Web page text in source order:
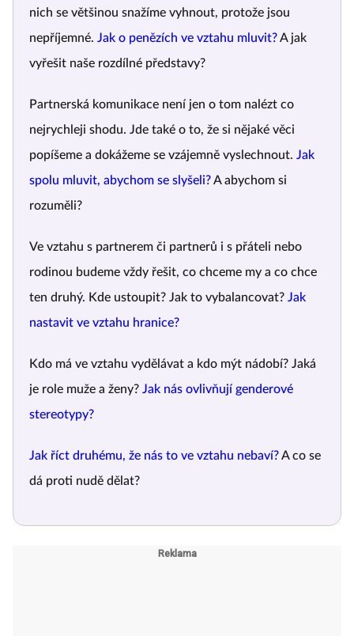
nich se většinou snažíme vyhnout, protože jsou
nepříjemné. Jak o penězích ve vztahu mluvit?A jak
vyřešit naše rozdílné představy?
Partnerská komunikace není jen o tom nalézt co
nejrychleji shodu. Jde také o to, že si nějaké věci
popíšeme a dokážeme se vzájemně vyslechnout. Jak
spolu mluvit, abychom se slyšeli?A abychom si
rozuměli?
Ve vztahu s partnerem či partnerů i s přáteli nebo
rodinou budeme vždy řešit, co chceme my a co chce
ten druhý. Kde ustoupit? Jak to vybalancovat? Jak
nastavit ve vztahu hranice?
Kdo má ve vztahu vydělávat a kdo mýt nádobí? Jaká
je role muže a ženy? Jak nás ovlivňují genderové
stereotypy?
Jak říct druhému, že nás to ve vztahu nebaví?A co se
dá proti nudě dělat?